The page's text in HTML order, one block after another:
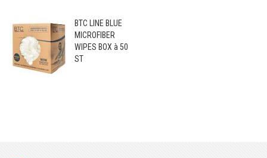
BTC LINE BLUE
MICROFIBER
WIPES BOX à 50
ST